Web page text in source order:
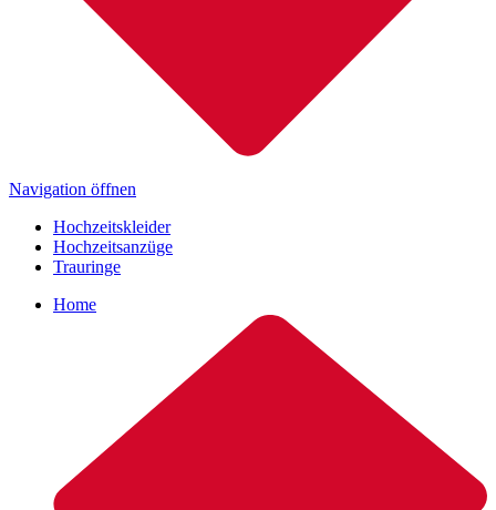
Navigation öffnen
Hochzeitskleider
Hochzeitsanzüge
Trauringe
Home